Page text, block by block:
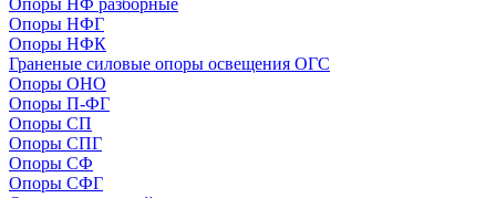
Опоры НФ разборные
Опоры НФГ
Опоры НФК
Граненые силовые опоры освещения ОГС
Опоры ОНО
Опоры П-ФГ
Опоры СП
Опоры СПГ
Опоры СФ
Опоры СФГ